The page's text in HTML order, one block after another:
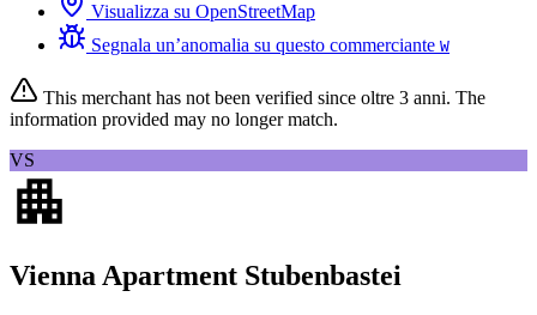
Visualizza su OpenStreetMap
Segnala un’anomalia su questo commerciante W
This merchant has not been verified since oltre 3 anni. The
information provided may no longer match.
VS
Vienna Apartment Stubenbastei